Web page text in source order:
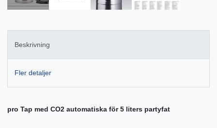
Beskrivning
Fler detaljer
pro Tap med CO2 automatiska för 5 liters partyfat